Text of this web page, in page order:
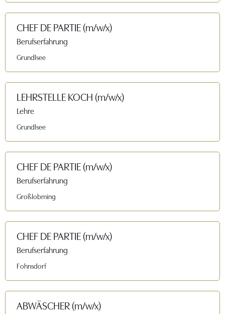
CHEF DE PARTIE (m/w/x)
Berufserfahrung
Grundlsee
LEHRSTELLE KOCH (m/w/x)
Lehre
Grundlsee
CHEF DE PARTIE (m/w/x)
Berufserfahrung
Großlobming
CHEF DE PARTIE (m/w/x)
Berufserfahrung
Fohnsdorf
ABWÄSCHER (m/w/x)